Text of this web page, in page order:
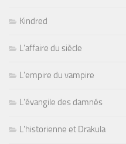
Kindred
L'affaire du siècle
L'empire du vampire
L'évangile des damnés
L'historienne et Drakula